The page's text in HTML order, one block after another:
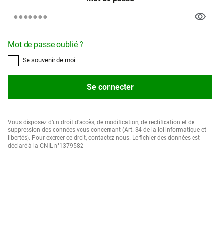
Mot de passe oublié ?
Se souvenir de moi
Se connecter
Vous disposez d’un droit d’accès, de modification, de rectification et de
suppression des données vous concernant (Art. 34 de la loi informatique et
libertés). Pour exercer ce droit, contactez-nous. Le fichier des données est
déclaré à la CNIL n°1379582